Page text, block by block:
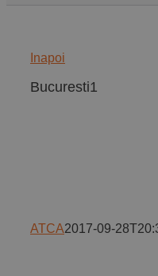
Programe
Parteneri
Inapoi
Bucuresti1
ATCA2017-09-